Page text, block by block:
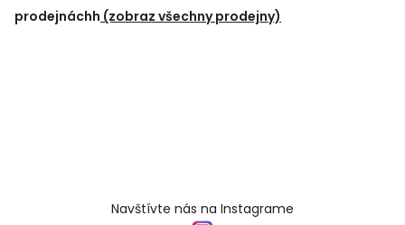
prodejnáchh (zobraz všechny prodejny)
Navštívte nás na Instagrame